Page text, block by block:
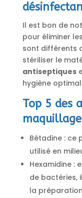
Il est bon de
pour éliminer
sont différents
stériliser le
antiseptiques
hygiène
Top 5 des
Bétadine : ce
utilisé en
Hexamidine :
de bactéries,
la